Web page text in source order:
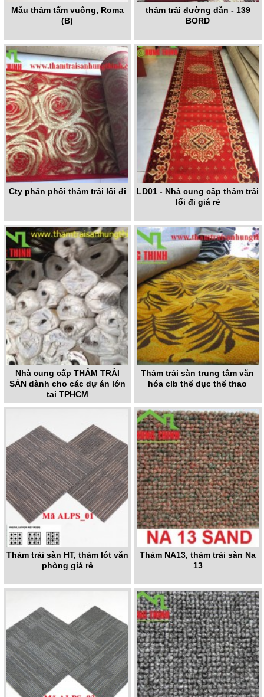
Mẫu thảm tấm vuông, Roma
(B)
thảm trải đường dẫn - 139
BORD
Cty phân phối thảm trải lối đi
LD01 - Nhà cung cấp thảm trải
lối đi giá rẻ
Nhà cung cấp THẢM TRẢI
SÀN dành cho các dự án lớn
tại TPHCM
Thảm trải sàn trung tâm văn
hóa clb thể dục thể thao
Thảm trải sàn HT, thảm lót văn
phòng giá rẻ
Thảm NA13, thảm trải sàn Na
13